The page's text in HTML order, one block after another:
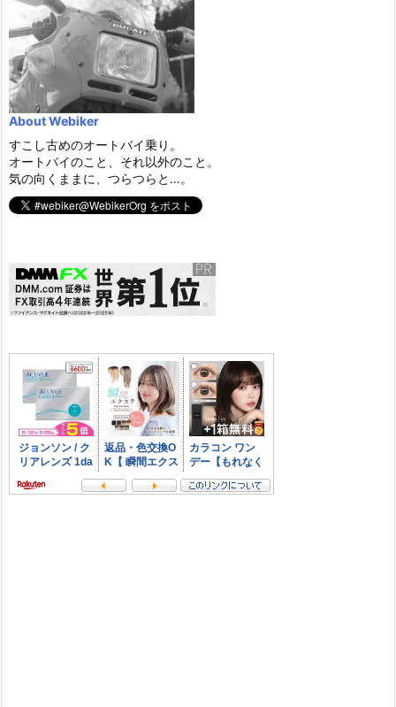
About Webiker
すこし古めのオートバイ乗り。
オートバイのこと、それ以外のこと。
気の向くままに、つらつらと…。